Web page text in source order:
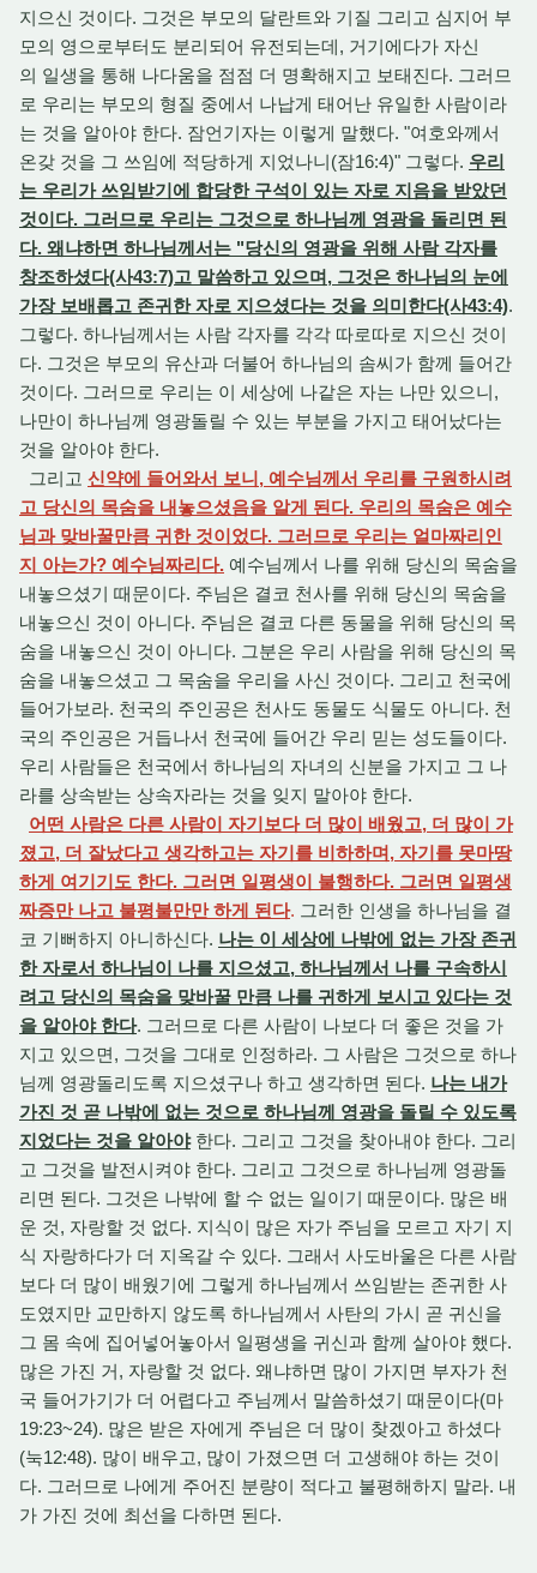
지으신 것이다. 그것은 부모의 달란트와 기질 그리고 심지어 부
모의 영으로부터도 분리되어 유전되는데, 거기에다가 자신
의 일생을 통해 나다움을 점점 더 명확해지고 보태진다. 그러므
로 우리는 부모의 형질 중에서 나납게 태어난 유일한 사람이라
는 것을 알아야 한다. 잠언기자는 이렇게 말했다. "여호와께서
온갖 것을 그 쓰임에 적당하게 지었나니(잠16:4)" 그렇다. 우리
는 우리가 쓰임받기에 합당한 구석이 있는 자로 지음을 받았던
것이다. 그러므로 우리는 그것으로 하나님께 영광을 돌리면 된
다. 왜냐하면 하나님께서는 "당신의 영광을 위해 사람 각자를
창조하셨다(사43:7)고 말씀하고 있으며, 그것은 하나님의 눈에
가장 보배롭고 존귀한 자로 지으셨다는 것을 의미한다(사43:4).
그렇다. 하나님께서는 사람 각자를 각각 따로따로 지으신 것이
다. 그것은 부모의 유산과 더불어 하나님의 솜씨가 함께 들어간
것이다. 그러므로 우리는 이 세상에 나같은 자는 나만 있으니,
나만이 하나님께 영광돌릴 수 있는 부분을 가지고 태어났다는
것을 알아야 한다.
그리고 신약에 들어와서 보니, 예수님께서 우리를 구원하시려
고 당신의 목숨을 내놓으셨음을 알게 된다. 우리의 목숨은 예수
님과 맞바꿀만큼 귀한 것이었다. 그러므로 우리는 얼마짜리인
지 아는가? 예수님짜리다. 예수님께서 나를 위해 당신의 목숨을
내놓으셨기 때문이다. 주님은 결코 천사를 위해 당신의 목숨을
내놓으신 것이 아니다. 주님은 결코 다른 동물을 위해 당신의 목
숨을 내놓으신 것이 아니다. 그분은 우리 사람을 위해 당신의 목
숨을 내놓으셨고 그 목숨을 우리을 사신 것이다. 그리고 천국에
들어가보라. 천국의 주인공은 천사도 동물도 식물도 아니다. 천
국의 주인공은 거듭나서 천국에 들어간 우리 믿는 성도들이다.
우리 사람들은 천국에서 하나님의 자녀의 신분을 가지고 그 나
라를 상속받는 상속자라는 것을 잊지 말아야 한다.
어떤 사람은 다른 사람이 자기보다 더 많이 배웠고, 더 많이 가
졌고, 더 잘났다고 생각하고는 자기를 비하하며, 자기를 못마땅
하게 여기기도 한다. 그러면 일평생이 불행하다. 그러면 일평생
짜증만 나고 불평불만만 하게 된다. 그러한 인생을 하나님을 결
코 기뻐하지 아니하신다. 나는 이 세상에 나밖에 없는 가장 존귀
한 자로서 하나님이 나를 지으셨고, 하나님께서 나를 구속하시
려고 당신의 목숨을 맞바꿀 만큼 나를 귀하게 보시고 있다는 것
을 알아야 한다. 그러므로 다른 사람이 나보다 더 좋은 것을 가
지고 있으면, 그것을 그대로 인정하라. 그 사람은 그것으로 하나
님께 영광돌리도록 지으셨구나 하고 생각하면 된다. 나는 내가
가진 것 곧 나밖에 없는 것으로 하나님께 영광을 돌릴 수 있도록
지었다는 것을 알아야한다. 그리고 그것을 찾아내야 한다. 그리
고 그것을 발전시켜야 한다. 그리고 그것으로 하나님께 영광돌
리면 된다. 그것은 나밖에 할 수 없는 일이기 때문이다. 많은 배
운 것, 자랑할 것 없다. 지식이 많은 자가 주님을 모르고 자기 지
식 자랑하다가 더 지옥갈 수 있다. 그래서 사도바울은 다른 사람
보다 더 많이 배웠기에 그렇게 하나님께서 쓰임받는 존귀한 사
도였지만 교만하지 않도록 하나님께서 사탄의 가시 곧 귀신을
그 몸 속에 집어넣어놓아서 일평생을 귀신과 함께 살아야 했다.
많은 가진 거, 자랑할 것 없다. 왜냐하면 많이 가지면 부자가 천
국 들어가기가 더 어렵다고 주님께서 말씀하셨기 때문이다(마
19:23~24). 많은 받은 자에게 주님은 더 많이 찾겠아고 하셨다
(눅12:48). 많이 배우고, 많이 가졌으면 더 고생해야 하는 것이
다. 그러므로 나에게 주어진 분량이 적다고 불평해하지 말라. 내
가 가진 것에 최선을 다하면 된다.